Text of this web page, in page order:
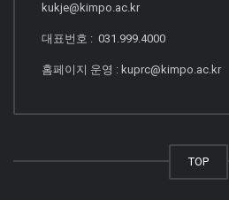
kukje@kimpo.ac.kr
대표번호 : 031.999.4000
홈페이지 운영 : kuprc@kimpo.ac.kr
TOP